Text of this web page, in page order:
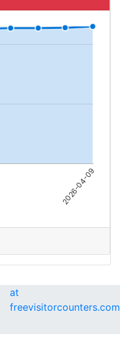
at
freevisitorcounters.com